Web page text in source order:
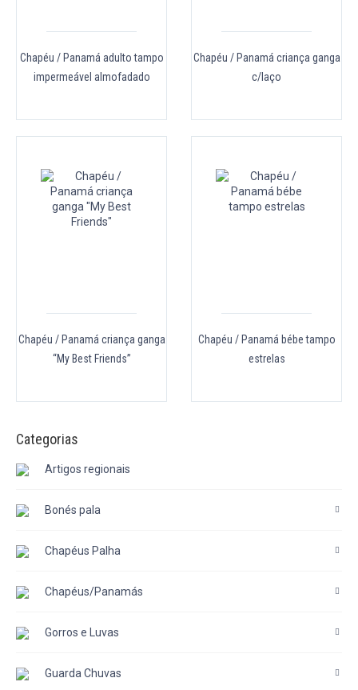
Chapéu / Panamá adulto tampo
impermeável almofadado
Chapéu / Panamá criança ganga
c/laço
Chapéu / Panamá criança ganga
“My Best Friends”
Chapéu / Panamá bébe tampo
estrelas
Categorias
Artigos regionais
Bonés pala
Chapéus Palha
Chapéus/Panamás
Gorros e Luvas
Guarda Chuvas